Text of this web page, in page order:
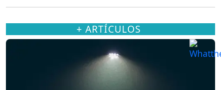
+ ARTÍCULOS